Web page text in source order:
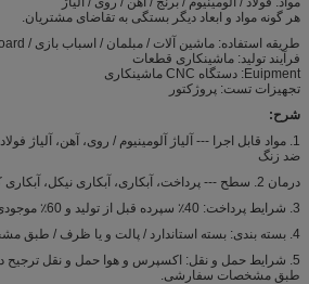
هر گونه مواد و ابعاد دیگر بستگی به تقاضای مشتریان.
طریقه استفاده: ماشین آلات / مبلمان / اسباب بازی / woodboard / دیوار
فرآیند تولید: ماشینکاری قطعات
Euipment: دستگاه CNC ماشینکاری
تجهیزات تست: پروژکتور
شرح:
1. مواد قابل اجرا --- آلیاژ آلومینیوم / روی، آهن، آلیاژ
ضد زنگ
درمان 2. سطح --- پرداخت، آبکاری، آبکاری نیکل، آبکاری کروم، آندایزینگ.
3. شرایط پرداخت: 40٪ سپرده قبل از تولید و 60٪ موجودی قبل از
4. بسته بندی: بسته استاندارد / پالت و یا ظرف / طبق مشخصات سفارشی.
5. شرایط حمل و نقل: اکسپرس و هوا حمل و نقل ترجیح
طبق مشخصات سفارشی.